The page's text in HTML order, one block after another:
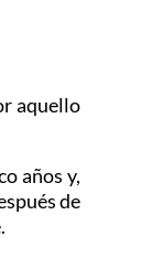
aquello
años y,
de